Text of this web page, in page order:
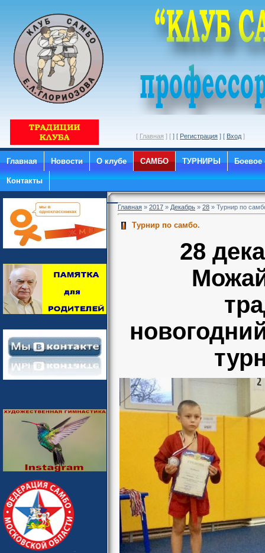
[ Главная ] [ ] [ Регистрация ] [ Вход
Главная Новости О клубе САМБО ТУРНИРЫ Боевое
Контакты
Главная » 2017 » Декабрь » 28 » Турнир по
Турнир по самбо.
28